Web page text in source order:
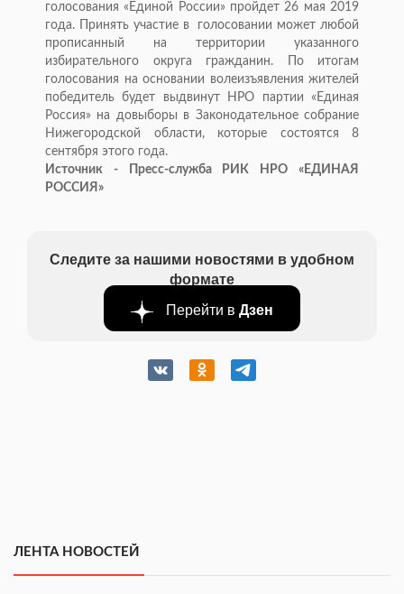
голосования «Единой России» пройдет 26 мая 2019
года. Принять участие в голосовании может любой
прописанный на территории указанного
избирательного округа гражданин. По итогам
голосования на основании волеизъявления жителей
победитель будет выдвинут НРО партии «Единая
Россия» на довыборы в Законодательное собрание
Нижегородской области, которые состоятся 8
сентября этого года.
Источник - Пресс-служба РИК НРО «ЕДИНАЯ
РОССИЯ»
Следите за нашими новостями в удобном
формате
Перейти в Дзен
ЛЕНТА НОВОСТЕЙ